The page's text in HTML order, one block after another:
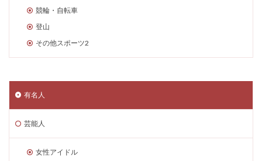
競輪・自転車
登山
その他スポーツ2
有名人
芸能人
女性アイドル